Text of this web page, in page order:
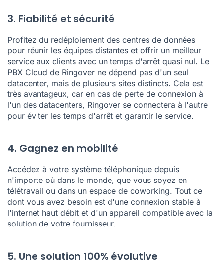
3. Fiabilité et sécurité
Profitez du redéploiement des centres de données
pour réunir les équipes distantes et offrir un meilleur
service aux clients avec un temps d'arrêt quasi nul. Le
PBX Cloud de Ringover ne dépend pas d'un seul
datacenter, mais de plusieurs sites distincts. Cela est
très avantageux, car en cas de perte de connexion à
l'un des datacenters, Ringover se connectera à l'autre
pour éviter les temps d'arrêt et garantir le service.
4. Gagnez en mobilité
Accédez à votre système téléphonique depuis
n'importe où dans le monde, que vous soyez en
télétravail ou dans un espace de coworking. Tout ce
dont vous avez besoin est d'une connexion stable à
l'internet haut débit et d'un appareil compatible avec la
solution de votre fournisseur.
5. Une solution 100% évolutive